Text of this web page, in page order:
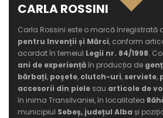
CARLA ROSSINI
Carla Rossini este o marcă înregistrată
pentru Invenții și Mărci, conform
acordat în temeiul Legii nr. 84/1998.
ani de experiențăîn producția de
bărbați, poșete, clutch-uri, serviete,
accesorii din piele sau articole de
în inima Transilvaniei, în localitatea
municipiul Sebeș, județul Alba și